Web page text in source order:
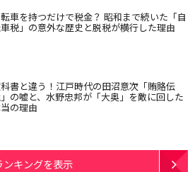
車を持つだけで税金？ 昭和まで続いた「自
税」の意外な歴史と脱税が横行した理由
書と違う！江戸時代の田沼意次「賄賂伝
の嘘と、水野忠邦が「大奥」を敵に回した
の理由
ンキングを表示